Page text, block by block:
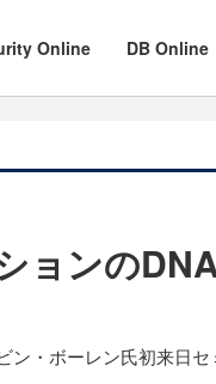
Online DB Online
ョンの
ン・ボーレン氏初来日セ